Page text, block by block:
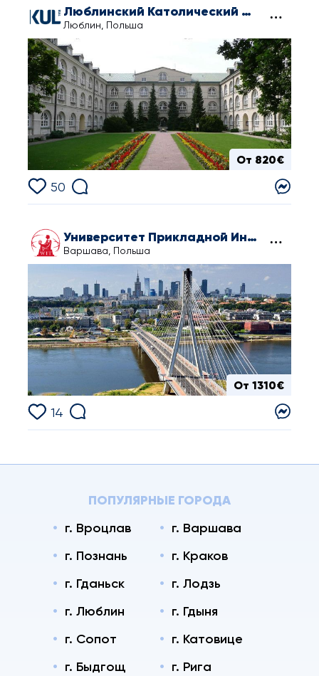
Люблинский Католический Университет Иоанна Павла II
Люблин, Польша
От 820€
50
Университет Прикладной Информатики и Управления под эгидой Польской Академии Наук
Варшава, Польша
От 1310€
14
ПОПУЛЯРНЫЕ ГОРОДА
г. Вроцлав
г. Варшава
г. Познань
г. Краков
г. Гданьск
г. Лодзь
г. Люблин
г. Гдыня
г. Сопот
г. Катовице
г. Быдгощ
г. Рига